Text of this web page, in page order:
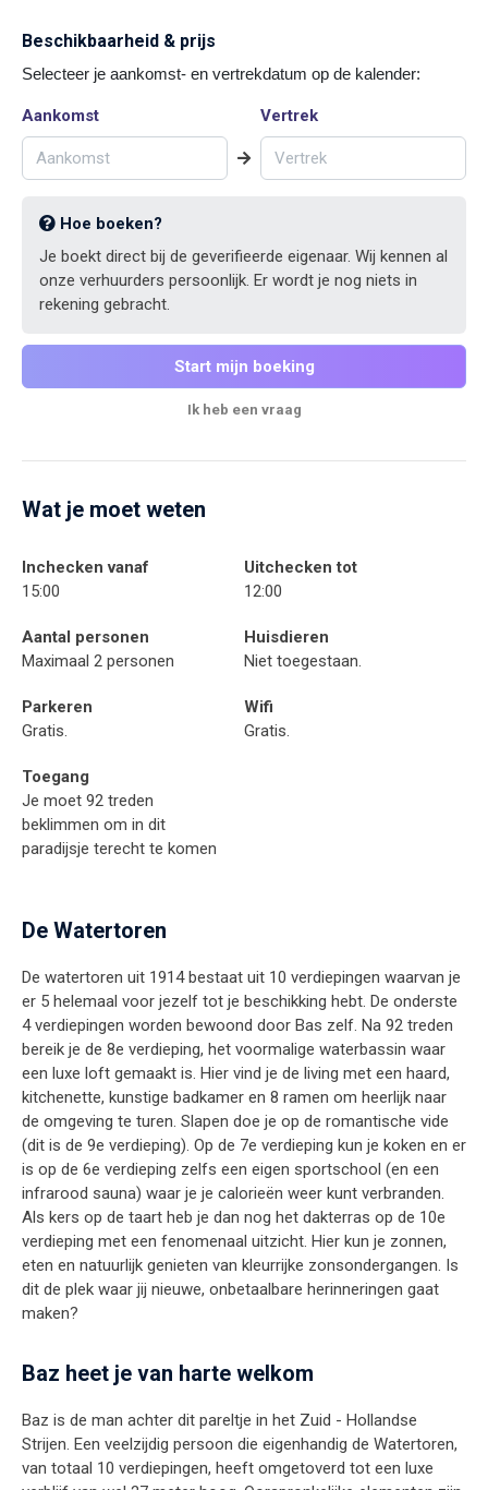
Beschikbaarheid & prijs
Selecteer je aankomst- en vertrekdatum op de kalender:
Aankomst Vertrek
Hoe boeken?
Je boekt direct bij de geverifieerde eigenaar. Wij kennen al
onze verhuurders persoonlijk. Er wordt je nog niets in
rekening gebracht.
Start mijn boeking
Ik heb een vraag
Wat je moet weten
Inchecken vanaf
15:00
Uitchecken tot
12:00
Aantal personen
Maximaal 2 personen
Huisdieren
Niet toegestaan.
Parkeren
Gratis.
Wifi
Gratis.
Toegang
Je moet 92 treden
beklimmen om in dit
paradijsje terecht te komen
De Watertoren
De watertoren uit 1914 bestaat uit 10 verdiepingen waarvan je
er 5 helemaal voor jezelf tot je beschikking hebt. De onderste
4 verdiepingen worden bewoond door Bas zelf. Na 92 treden
bereik je de 8e verdieping, het voormalige waterbassin waar
een luxe loft gemaakt is. Hier vind je de living met een haard,
kitchenette, kunstige badkamer en 8 ramen om heerlijk naar
de omgeving te turen. Slapen doe je op de romantische vide
(dit is de 9e verdieping). Op de 7e verdieping kun je koken en er
is op de 6e verdieping zelfs een eigen sportschool (en een
infrarood sauna) waar je je calorieën weer kunt verbranden.
Als kers op de taart heb je dan nog het dakterras op de 10e
verdieping met een fenomenaal uitzicht. Hier kun je zonnen,
eten en natuurlijk genieten van kleurrijke zonsondergangen. Is
dit de plek waar jij nieuwe, onbetaalbare herinneringen gaat
maken?
Baz heet je van harte welkom
Baz is de man achter dit pareltje in het Zuid - Hollandse
Strijen. Een veelzijdig persoon die eigenhandig de Watertoren,
van totaal 10 verdiepingen, heeft omgetoverd tot een luxe